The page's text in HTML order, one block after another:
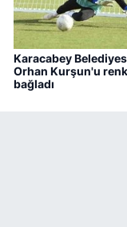
Karacabey
Orhan Kurşun'u
bağladı